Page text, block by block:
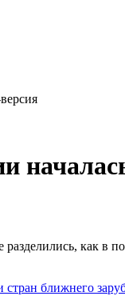
как в
стран ближнего